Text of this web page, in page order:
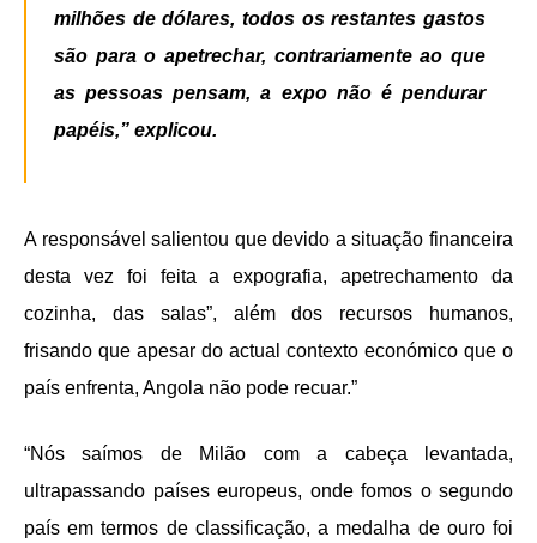
milhões de dólares, todos os restantes gastos
são para o apetrechar, contrariamente ao que
as pessoas pensam, a expo não é pendurar
papéis,” explicou.
A responsável salientou que devido a situação financeira
desta vez foi feita a expografia, apetrechamento da
cozinha, das salas”, além dos recursos humanos,
frisando que apesar do actual contexto económico que o
país enfrenta, Angola não pode recuar.”
“Nós saímos de Milão com a cabeça levantada,
ultrapassando países europeus, onde fomos o segundo
país em termos de classificação, a medalha de ouro foi